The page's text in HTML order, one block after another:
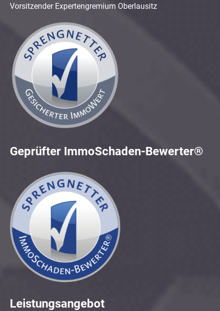
Vorsitzender Expertengremium Oberlausitz
Geprüfter ImmoSchaden-Bewerter®
Leistungsangebot